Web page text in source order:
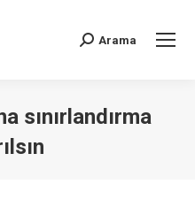
Arama
sınırlandırma